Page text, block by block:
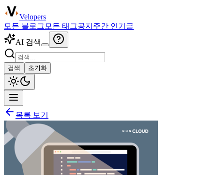
Velopers
모든 블로그 모든 태그공지 주간 인기글
AI 검색
검색 초기화
목록 보기